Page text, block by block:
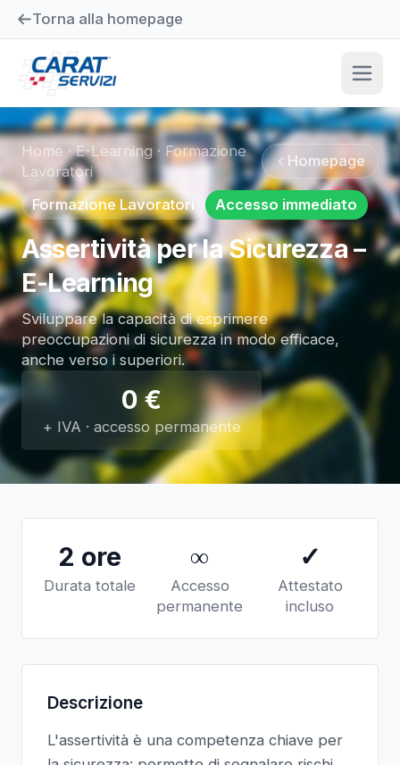
Torna alla homepage
Home ·E-Learning · Formazione
Lavoratori
Homepage
Formazione Lavoratori Accesso immediato
Assertività per la Sicurezza –
E-Learning
Sviluppare la capacità di esprimere
preoccupazioni di sicurezza in modo efficace,
anche verso i superiori.
0 €
+ IVA · accesso permanente
2 ore
Durata totale
∞
Accesso
permanente
✓
Attestato
incluso
Descrizione
L'assertività è una competenza chiave per